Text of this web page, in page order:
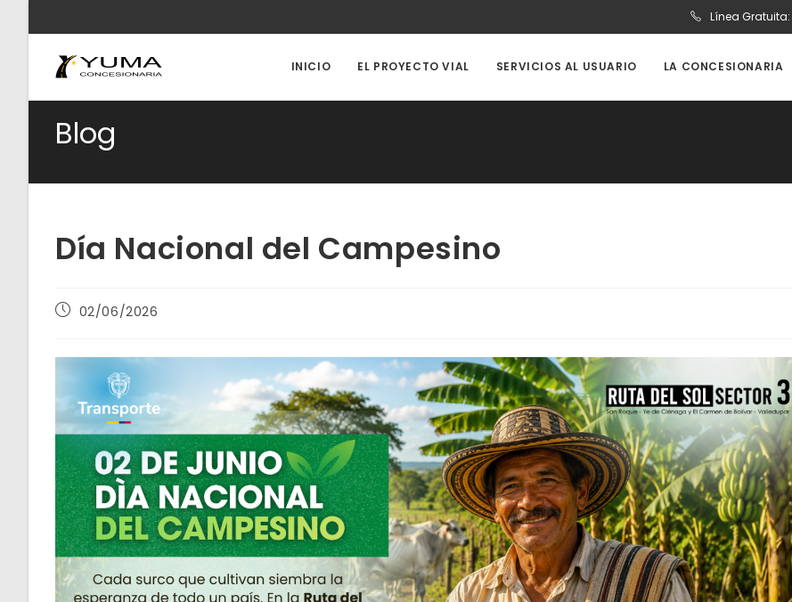
contenido
Línea Gratuita:
INICIO EL PROYECTO VIAL SERVICIOS AL USUARIO LA CONCESIONARIA
Blog
Día Nacional del Campesino
Publicación
entrada:
02/06/2026